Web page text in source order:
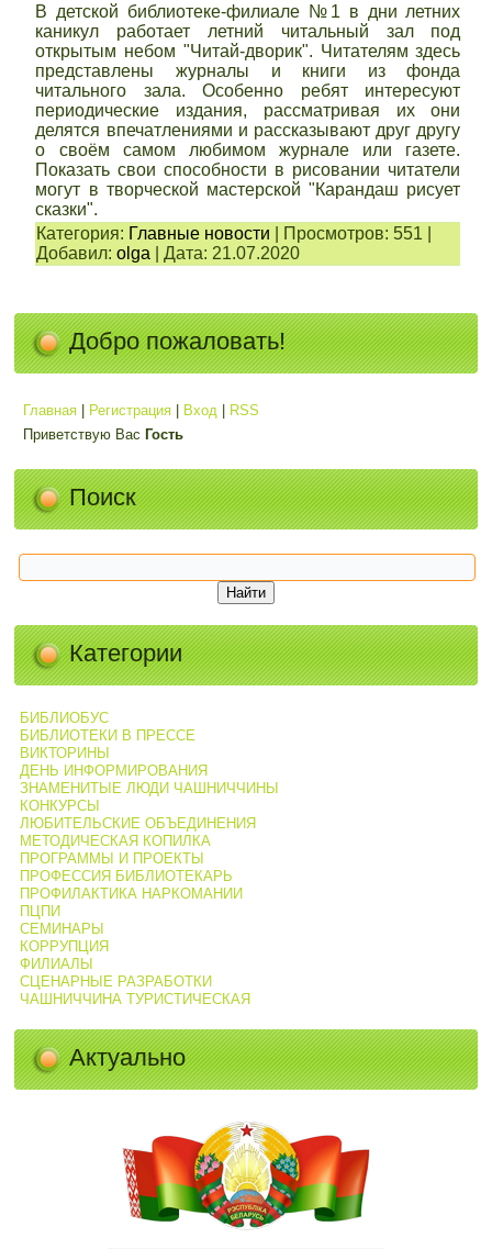
В детской библиотеке-филиале №1 в дни летних
каникул работает летний читальный зал под
открытым небом "Читай-дворик". Читателям здесь
представлены журналы и книги из фонда
читального зала. Особенно ребят интересуют
периодические издания, рассматривая их они
делятся впечатлениями и рассказывают друг другу
о своём самом любимом журнале или газете.
Показать свои способности в рисовании читатели
могут в творческой мастерской "Карандаш рисует
сказки".
Категория: Главные новости Просмотров: 551
Добавил: olga |Дата: 21.07.2020
Добро пожаловать!
Главная Регистрация Вход
RSS
Приветствую Вас Гость
Поиск
Категории
БИБЛИОБУС
БИБЛИОТЕКИ В ПРЕССЕ
ВИКТОРИНЫ
ДЕНЬ ИНФОРМИРОВАНИЯ
ЗНАМЕНИТЫЕ ЛЮДИ ЧАШНИЧЧИНЫ
КОНКУРСЫ
ЛЮБИТЕЛЬСКИЕ ОБЪЕДИНЕНИЯ
МЕТОДИЧЕСКАЯ КОПИЛКА
ПРОГРАММЫ И ПРОЕКТЫ
ПРОФЕССИЯ БИБЛИОТЕКАРЬ
ПРОФИЛАКТИКА НАРКОМАНИИ
ПЦПИ
СЕМИНАРЫ
КОРРУПЦИЯ
ФИЛИАЛЫ
СЦЕНАРНЫЕ РАЗРАБОТКИ
ЧАШНИЧЧИНА ТУРИСТИЧЕСКАЯ
Актуально